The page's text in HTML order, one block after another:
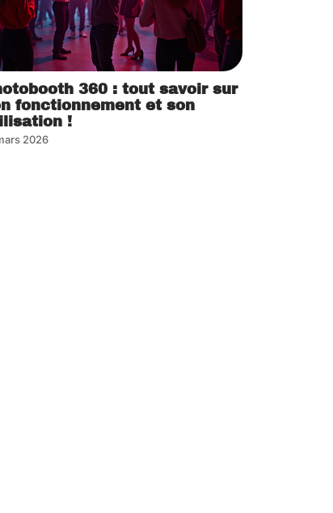
360 : tout savoir sur
fonctionnement et son
!
2026